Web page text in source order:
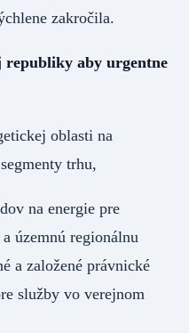
zakročila.
republiky aby urgentne
oblasti na
trhu,
na energie pre
územnú regionálnu
a založené právnické
služby vo verejnom